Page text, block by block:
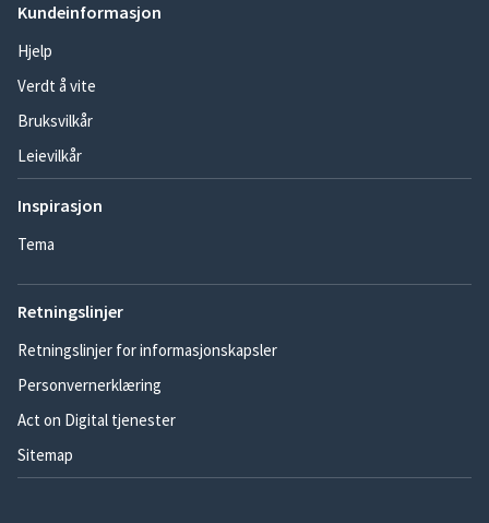
Kundeinformasjon
Hjelp
Verdt å vite
Bruksvilkår
Leievilkår
Inspirasjon
Tema
Retningslinjer
Retningslinjer for informasjonskapsler
Personvernerklæring
Act on Digital tjenester
Sitemap